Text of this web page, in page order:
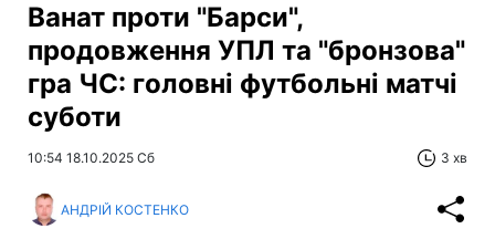
Ванат проти "Барси",
продовження УПЛ та "бронзова"
гра ЧС: головні футбольні матчі
суботи
10:54 18.10.2025 Сб 3 хв
АНДРІЙ КОСТЕНКО